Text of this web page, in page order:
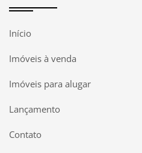
Início
Imóveis à venda
Imóveis para alugar
Lançamento
Contato